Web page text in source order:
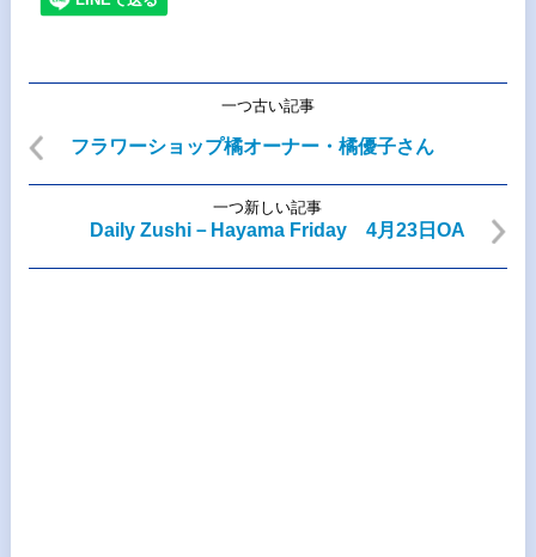
一つ古い記事
フラワーショップ橘オーナー・橘優子さん
一つ新しい記事
Daily Zushi－Hayama Friday 4月23日OA